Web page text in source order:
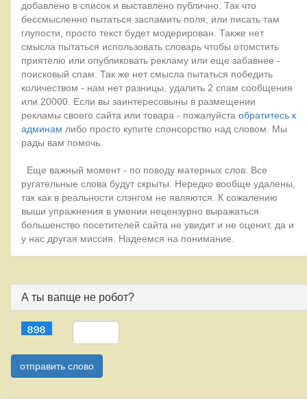
добавлено в список и выставлено публично. Так что
бессмысленно пытаться заспамить поля, или писать там
глупости, просто текст будет модерирован. Также нет
смысла пытаться использовать словарь чтобы отомстить
приятелю или опубликовать рекламу или еще забавнее -
поисковый спам. Так же нет смысла пытаться победить
количеством - нам нет разницы, удалить 2 спам сообщения
или 20000. Если вы заинтересовыны в размещении
рекламы своего сайта или товара - пожалуйста обратитесь к
админам либо просто купите спонсорство над словом. Мы
рады вам помочь.
Еще важный момент - по поводу матерных слов. Все
ругательные слова будут скрыты. Нередко вообще удалены,
так как в реальности слэнгом не являются. К сожалению
выши упражнения в умении нецензурно выражаться
большенство посетителей сайта не увидит и не оценит, да и
у нас другая миссия. Надеемся на понимание.
А ты вапще не робот?